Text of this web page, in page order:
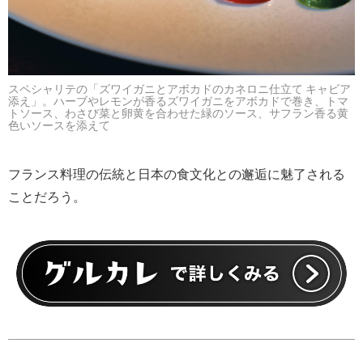
スペシャリテの「ズワイガニとアボカドのカネロニ仕立て キャビア
添え」。ハーブやレモンが香るズワイガニをアボカドで巻き、トマ
トソース、わさび菜と卵黄を合わせた緑のソース、サフラン香る黄
色いソースを添えて
フランス料理の伝統と日本の食文化との邂逅に魅了される
ことだろう。